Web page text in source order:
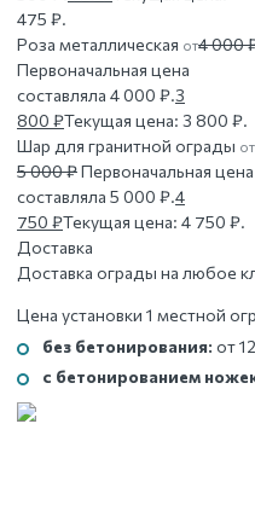
475 ₽.
Роза металлическая от4 000
Первоначальная цена
составляла 4 000 ₽.3
800 ₽Текущая цена: 3 800 ₽.
Шар для гранитной ограды от
5 000₽Первоначальная цена
составляла 5 000 ₽.4
750 ₽Текущая цена: 4 750 ₽.
Доставка
Доставка ограды на любое
Цена установки 1 местной
без бетонирования: от
с бетонированием